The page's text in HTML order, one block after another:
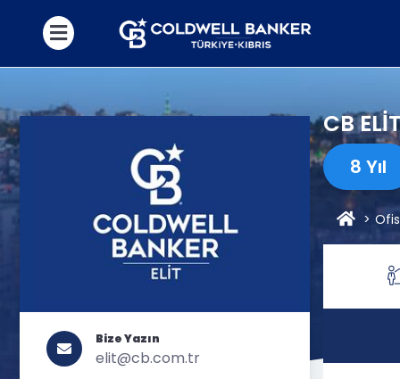
CB
8 Yıl
Bize Yazın
elit@cb.com.tr